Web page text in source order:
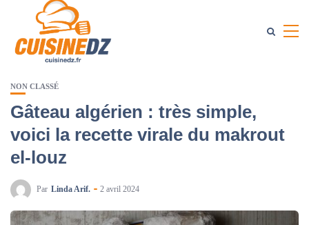
NON CLASSÉ
Gâteau algérien : très simple,
voici la recette virale du makrout
el-louz
Par Linda Arif. 2 avril 2024